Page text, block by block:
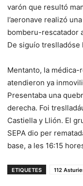
varón que resultó
l’aeronave realizó
bomberu-rescatador
De siguío treslladóse
Mentanto, la
atendieron ya
Presentaba una
derecha. Foi
Castiella y Llión. El
SEPA dio per
base, a les 16:15
ETIQUETES 112